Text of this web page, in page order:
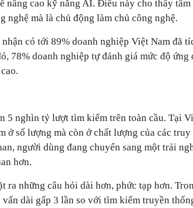
nâng cao kỹ năng AI. Điều này cho thấy tâm
nghệ mà là chủ động làm chủ công nghệ.
có tới 89% doanh nghiệp Việt Nam đã
78% doanh nghiệp tự đánh giá mức độ ứng
5 nghìn tỷ lượt tìm kiếm trên toàn cầu. Tại
ở số lượng mà còn ở chất lượng của các
người dùng đang chuyển sang một trải
hơn.
ra những câu hỏi dài hơn, phức tạp hơn.
dài gấp 3 lần so với tìm kiếm truyền